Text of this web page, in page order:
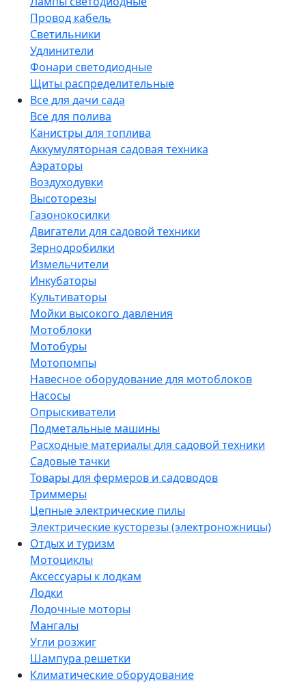
Провод кабель
Светильники
Удлинители
Фонари светодиодные
Щиты распределительные
Все для дачи сада
Все для полива
Канистры для топлива
Аккумуляторная садовая техника
Аэраторы
Воздуходувки
Высоторезы
Газонокосилки
Двигатели для садовой техники
Зернодробилки
Измельчители
Инкубаторы
Культиваторы
Мойки высокого давления
Мотоблоки
Мотобуры
Мотопомпы
Навесное оборудование для мотоблоков
Насосы
Опрыскиватели
Подметальные машины
Расходные материалы для садовой техники
Садовые тачки
Товары для фермеров и садоводов
Триммеры
Цепные электрические пилы
Электрические кусторезы (электроножницы)
Отдых и туризм
Мотоциклы
Аксессуары к лодкам
Лодки
Лодочные моторы
Мангалы
Угли розжиг
Шампура решетки
Климатические оборудование